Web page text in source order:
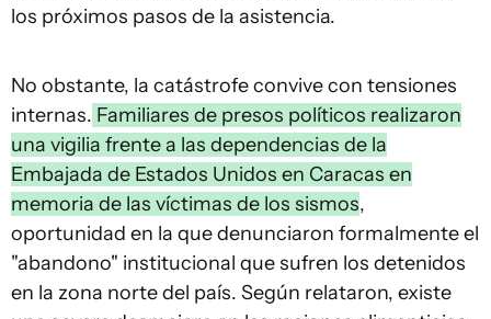
los próximos pasos de la asistencia.
No obstante, la catástrofe convive con tensiones
internas. Familiares de presos políticos realizaron
una vigilia frente a las dependencias de la
Embajada de Estados Unidos en Caracas en
memoria de las víctimas de los sismos,
oportunidad en la que denunciaron formalmente el
"abandono" institucional que sufren los detenidos
en la zona norte del país. Según relataron, existe